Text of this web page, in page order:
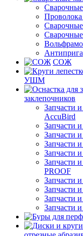
Проволока
СОЖ
УШМ
заклепочников
Запчасти
AccuBird
Запчасти
Запчасти
Запчасти
Запчасти
Запчасти
PROOF
Запчасти
Запчасти
Запчасти
Запчасти